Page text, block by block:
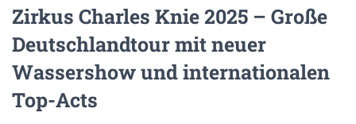
Zirkus Charles Knie 2025 – Große
Deutschlandtour mit neuer
Wassershow und internationalen
Top-Acts